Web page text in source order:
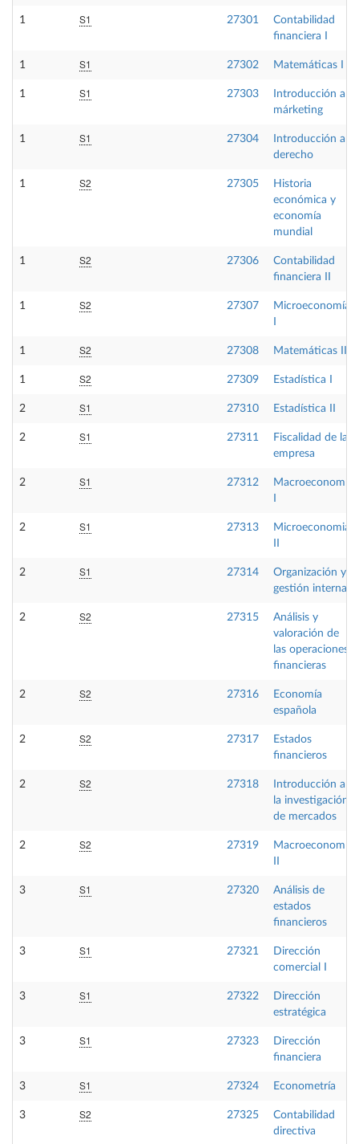
1 S1 27301
Contabilidad
financiera I
1 S1 27302 Matemáticas I
1 S1 27303
Introducción al
márketing
1 S1 27304
Introducción al
derecho
1 S2 27305
Historia
económica y
economía
mundial
1 S2 27306
Contabilidad
financiera II
1 S2 27307
Microeconomía
1 S2 27308 Matemáticas II
1 S2 27309 Estadística I
2 S1 27310 Estadística II
2 S1 27311
Fiscalidad de la
empresa
2 S1 27312
Macroeconomía
2 S1 27313
Microeconomia
2 S1 27314
Organización y
gestión interna
2 S2 27315
Análisis y
valoración de
las operaciones
financieras
2 S2 27316
Economía
española
2 S2 27317
Estados
financieros
2 S2 27318
Introducción a
la investigación
de mercados
2 S2 27319
Macroeconomía
3 S1 27320
Análisis de
estados
financieros
3 S1 27321
Dirección
comercial I
3 S1 27322
Dirección
estratégica
3 S1 27323
Dirección
financiera
3 S1 27324 Econometría
3 S2 27325
Contabilidad
directiva